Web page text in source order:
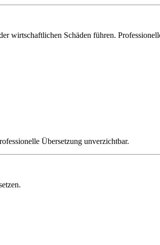
wirtschaftlichen Schäden führen.
Übersetzung unverzichtbar.